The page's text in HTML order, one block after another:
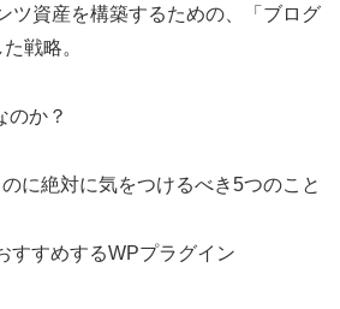
ツ資産を構築するための、「ブログ
戦略。
のか？
に絶対に気をつけるべき5つのこと
すすめするWPプラグイン